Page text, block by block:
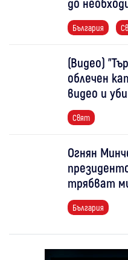
България
(Видео)
облечен
видео и
Свят
Огнян
трябват
България